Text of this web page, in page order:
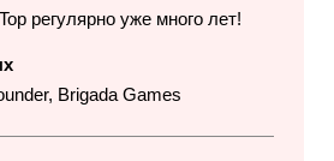
регулярно уже много лет!
Brigada Games